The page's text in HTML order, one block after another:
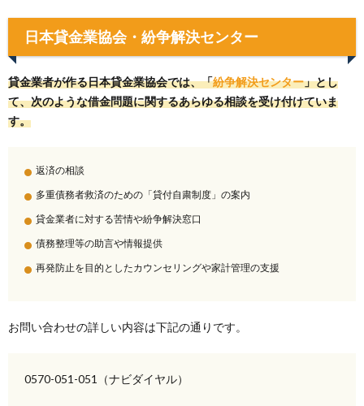
日本貸金業協会・紛争解決センター
貸金業者が作る日本貸金業協会では、「紛争解決センター」とし
て、次のような借金問題に関するあらゆる相談を受け付けていま
す。
返済の相談
多重債務者救済のための「貸付自粛制度」の案内
貸金業者に対する苦情や紛争解決窓口
債務整理等の助言や情報提供
再発防止を目的としたカウンセリングや家計管理の支援
お問い合わせの詳しい内容は下記の通りです。
0570-051-051（ナビダイヤル）